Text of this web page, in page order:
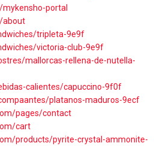
portal
about
tripleta-9e9f
victoria-club-9e9f
mallorcas-rellena-de-nutella-
calientes/capuccino-9f0f
platanos-maduros-9ecf
pages/contact
cart
products/pyrite-crystal-ammonite-